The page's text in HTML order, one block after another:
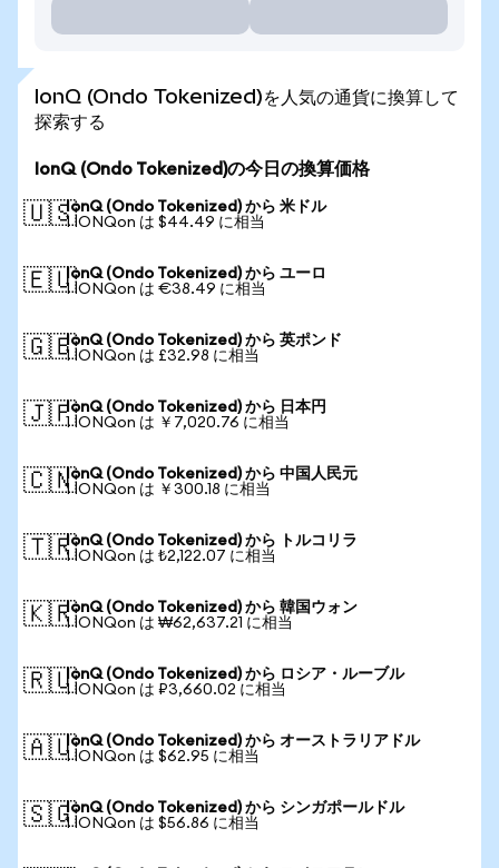
IonQ (Ondo Tokenized)を人気の通貨に換算して
探索する
IonQ (Ondo Tokenized)の今日の換算価格
🇺🇸IonQ (Ondo Tokenized) から 米ドル
1 IONQon は $44.49 に相当
🇪🇺IonQ (Ondo Tokenized) から ユーロ
1 IONQon は €38.49 に相当
🇬🇧IonQ (Ondo Tokenized) から 英ポンド
1 IONQon は £32.98 に相当
🇯🇵IonQ (Ondo Tokenized) から 日本円
1 IONQon は ￥7,020.76 に相当
🇨🇳IonQ (Ondo Tokenized) から 中国人民元
1 IONQon は ￥300.18 に相当
🇹🇷IonQ (Ondo Tokenized) から トルコリラ
1 IONQon は ₺2,122.07 に相当
🇰🇷IonQ (Ondo Tokenized) から 韓国ウォン
1 IONQon は ₩62,637.21 に相当
🇷🇺IonQ (Ondo Tokenized) から ロシア・ルーブル
1 IONQon は ₽3,660.02 に相当
🇦🇺IonQ (Ondo Tokenized) から オーストラリアドル
1 IONQon は $62.95 に相当
🇸🇬IonQ (Ondo Tokenized) から シンガポールドル
1 IONQon は $56.86 に相当